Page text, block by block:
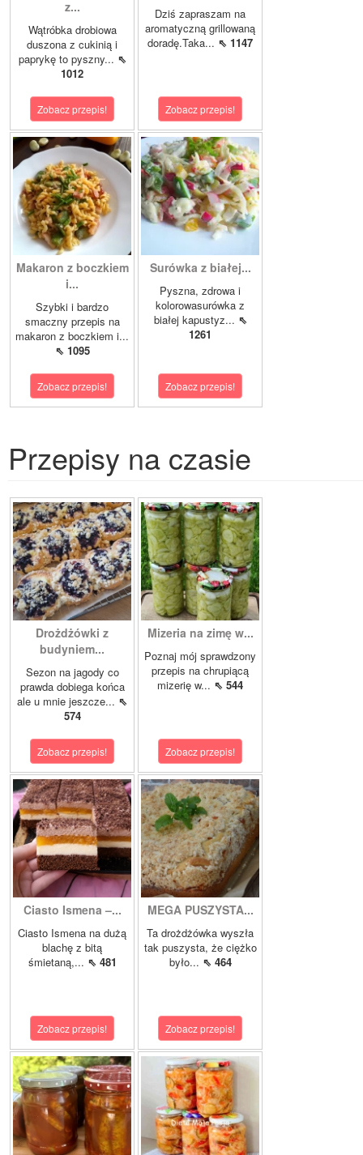
z...
Wątróbka drobiowa
duszona z cukinią i
paprykę to pyszny... ⇖
1012
Zobacz przepis!
Dziś zapraszam na
aromatyczną grillowaną
doradę.Taka... ⇖ 1147
Zobacz przepis!
Makaron z boczkiem
i...
Szybki i bardzo
smaczny przepis na
makaron z boczkiem i...
⇖ 1095
Zobacz przepis!
Surówka z białej...
Pyszna, zdrowa i
kolorowasurówka z
białej kapustyz... ⇖
1261
Zobacz przepis!
Przepisy na czasie
Drożdżówki z
budyniem...
Sezon na jagody co
prawda dobiega końca
ale u mnie jeszcze... ⇖
574
Zobacz przepis!
Mizeria na zimę w...
Poznaj mój sprawdzony
przepis na chrupiącą
mizerię w... ⇖ 544
Zobacz przepis!
Ciasto Ismena –...
Ciasto Ismena na dużą
blachę z bitą
śmietaną,... ⇖ 481
Zobacz przepis!
MEGA PUSZYSTA...
Ta drożdżówka wyszła
tak puszysta, że ciężko
było... ⇖ 464
Zobacz przepis!